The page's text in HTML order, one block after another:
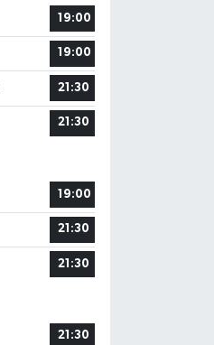
19:00
19:00
21:30
21:30
19:00
21:30
21:30
21:30